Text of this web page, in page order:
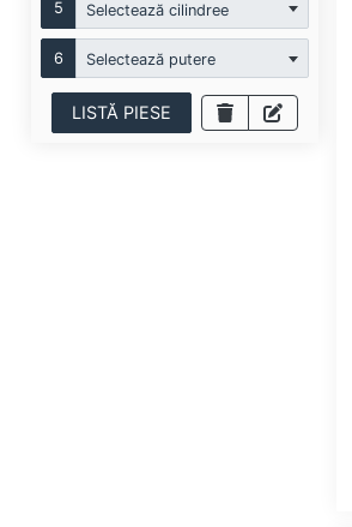
5 Selectează cilindree
6 Selectează putere
LISTĂ PIESE